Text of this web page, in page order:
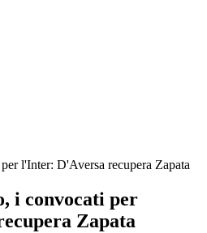
l'Inter: D'Aversa recupera Zapata
i convocati per
Zapata